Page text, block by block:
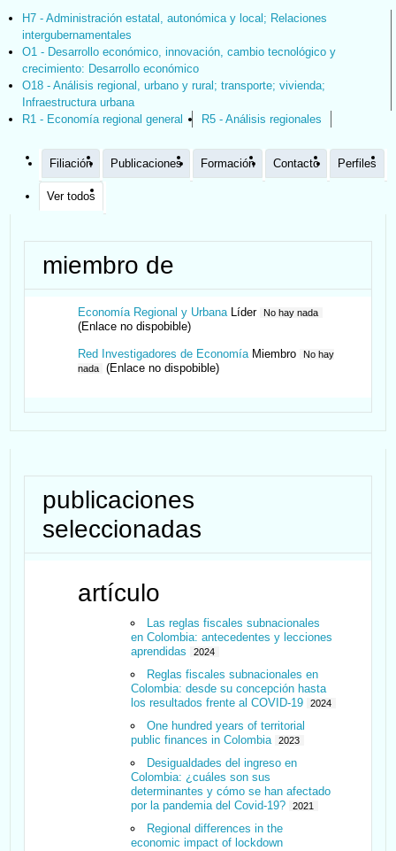
H7 - Administración estatal, autonómica y local; Relaciones
intergubernamentales
O1 - Desarrollo económico, innovación, cambio tecnológico y
crecimiento: Desarrollo económico
O18 - Análisis regional, urbano y rural; transporte; vivienda;
Infraestructura urbana
R1 - Economía regional general
R5 - Análisis regionales
Filiación Publicaciones Formación Contacto Perfiles
Ver todos
miembro de
Economía Regional y UrbanaLíder No hay nada
(Enlace no dispobible)
Red Investigadores de EconomíaMiembro
No hay
nada
(Enlace no dispobible)
publicaciones
seleccionadas
artículo
Las reglas fiscales subnacionales
en Colombia: antecedentes y lecciones
aprendidas
2024
Reglas fiscales subnacionales en
Colombia: desde su concepción hasta
los resultados frente al COVID-19
2024
One hundred years of territorial
public finances in Colombia
2023
Desigualdades del ingreso en
Colombia: ¿cuáles son sus
determinantes y cómo se han afectado
por la pandemia del Covid-19?
2021
Regional differences in the
economic impact of lockdown